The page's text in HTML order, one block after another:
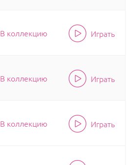
Играть
В коллекцию
Играть
В коллекцию
Играть
В коллекцию